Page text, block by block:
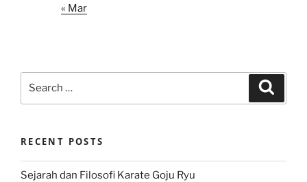
« Mar
RECENT POSTS
Sejarah dan Filosofi Karate Goju Ryu